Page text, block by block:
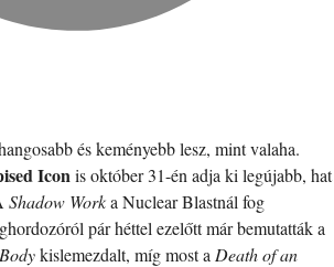
és keményebb lesz, mint valaha.
Iconis október 31-én adja ki legújabb, hat
Shadow Worka Nuclear Blastnál fog
pár héttel ezelőtt már bemutatták a
kislemezdalt, míg most a Death of an